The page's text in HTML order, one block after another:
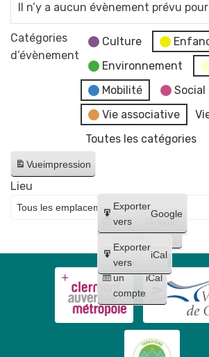
Il n’y a aucun évènement prévu
Catégories
d’évènement
Culture
Environnement
Mobilité
Social
Vie associative
Toutes les catégories
Vueimpression
Créer
un
compte
Google
Créer
un
compte
iCal
Exporter
vers
Google
Exporter
vers
iCal
Lieu